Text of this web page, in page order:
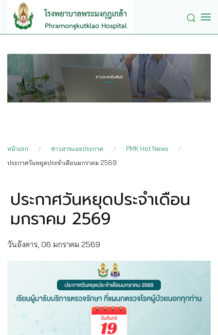
Skip to main content
หน้าแรก ข่าวสารและประกาศ
PMK Hot News
ประกาศวันหยุดประจำเดือนมกราคม 2569
ประกาศวันหยุดประจำเดือน
มกราคม 2569
วันอังคาร, 06 มกราคม 2569